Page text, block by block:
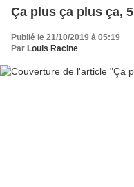
Ça plus ça plus ça, 5
Publié le 21/10/2019 à 05:19
Par Louis Racine